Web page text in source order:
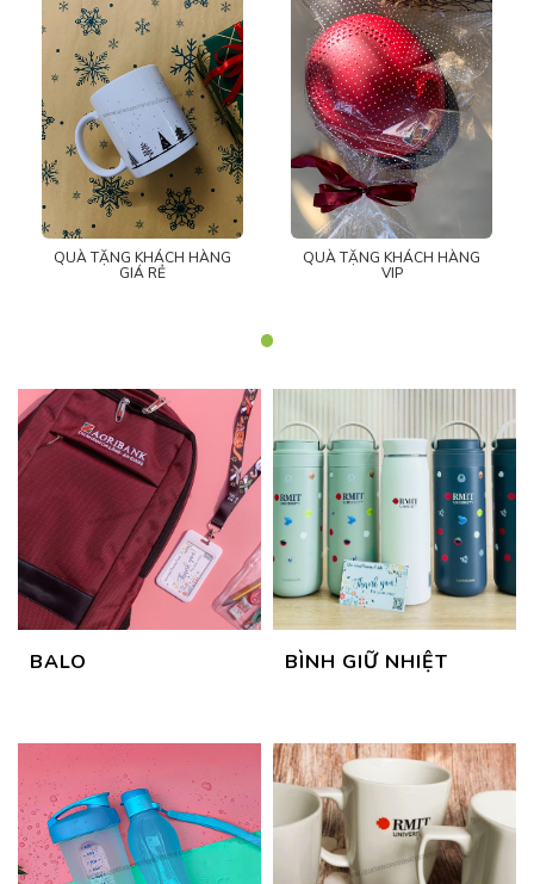
QUÀ TẶNG KHÁCH HÀNG
GIÁ RẺ
QUÀ TẶNG KHÁCH HÀNG
VIP
BALO BÌNH GIỮ NHIỆT